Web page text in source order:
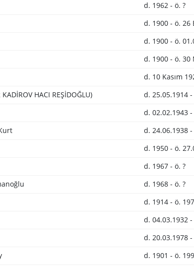
d. 1962 - ö. ?
d. 1900 - ö. 26
d. 1900 - ö.
d. 1900 - ö. 30
d. 10 Kasım
KADİROV HACI REŞİDOĞLU) d. 25.05.1914 -
d. 02.02.1943 -
d. 24.06.1938 -
d. 1950 - ö.
d. 1967 - ö. ?
d. 1968 - ö. ?
d. 1914 - ö.
d. 04.03.1932 -
d. 20.03.1978 -
d. 1901 - ö.